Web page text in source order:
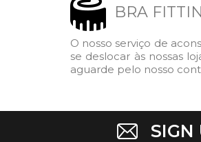
BRA
O nosso serviço de
se deslocar às nossas
aguarde pelo nosso
SIGN